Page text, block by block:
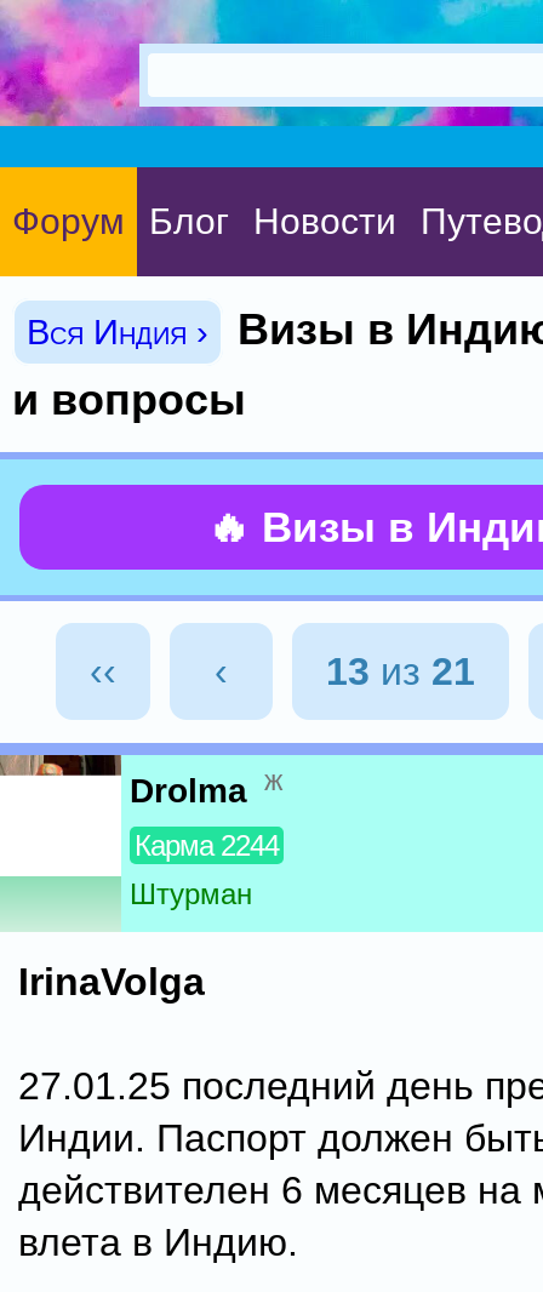
Форум Блог Новости
Вся Индия ›
Визы в
и вопросы
🔥 Визы в
‹‹ ‹ 13 из 21
Drolma ж
Карма 2244
Штурман
IrinaVolga
27.01.25 последний день
Индии. Паспорт должен
действителен 6 месяцев на
влета в Индию.